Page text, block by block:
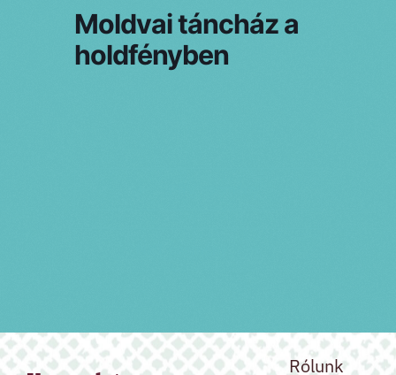
Moldvai táncház a
holdfényben
Rólunk